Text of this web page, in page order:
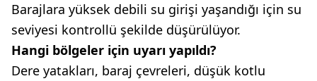
Barajlara yüksek debili su girişi yaşandığı için su
seviyesi kontrollü şekilde düşürülüyor.
Hangi bölgeler için uyarı yapıldı?
Dere yatakları, baraj çevreleri, düşük kotlu